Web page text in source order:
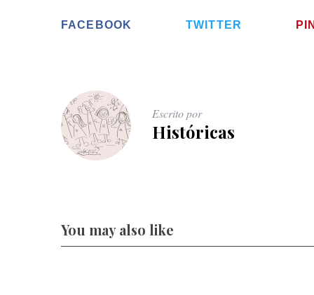
FACEBOOK TWITTER
Escrito por
Históricas
You may also like